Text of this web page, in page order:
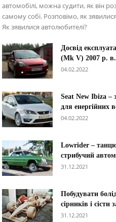
автомобілі, можна судити, як він
самому собі. Розповімо, як
Як зявилися автолюбителі?
Досвід
(Mk V) 2007 р. в.
04.02.2022
Seat New Ibiza –
для енергійних
04.02.2022
Lowrider –
стрибучий
31.12.2021
Побудувати
сірників і сісти
31.12.2021